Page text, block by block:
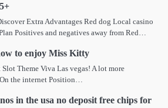
Extra Advantages Red dog Local casino
Positives and negatives away from Red…
to enjoy Miss Kitty
Theme Viva Las vegas! A lot more
the internet Position…
in the usa no deposit free chips for